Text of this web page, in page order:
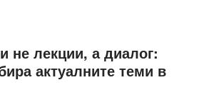
не лекции, а диалог:
актуалните теми в